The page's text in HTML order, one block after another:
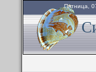
Пятница,